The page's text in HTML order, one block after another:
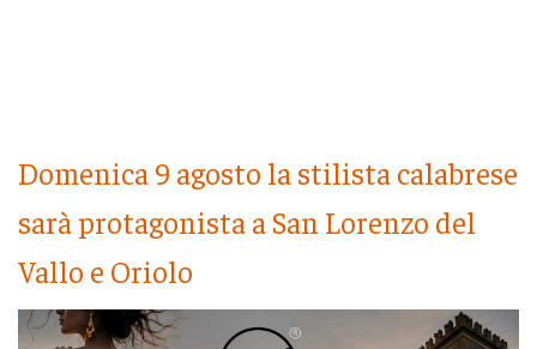
Domenica 9 agosto la stilista calabrese
sarà protagonista a San Lorenzo del
Vallo e Oriolo